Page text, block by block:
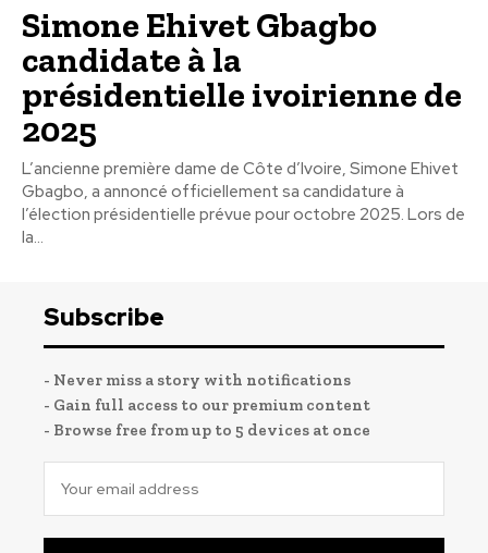
Simone Ehivet Gbagbo
candidate à la
présidentielle ivoirienne de
2025
L’ancienne première dame de Côte d’Ivoire, Simone Ehivet
Gbagbo, a annoncé officiellement sa candidature à
l’élection présidentielle prévue pour octobre 2025. Lors de
la...
Subscribe
- Never miss a story with notifications
- Gain full access to our premium content
- Browse free from up to 5 devices at once